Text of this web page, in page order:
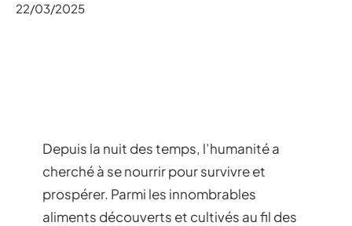
22/03/2025
Depuis la nuit des temps, l’humanité a
cherché à se nourrir pour survivre et
prospérer. Parmi les innombrables
aliments découverts et cultivés au fil des